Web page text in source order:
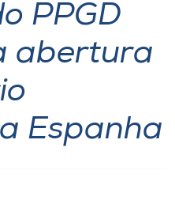
PPGD
abertura
Espanha